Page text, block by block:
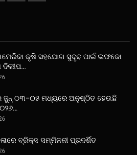
କୃଷି ସହଯୋଗ ସୁଦୃଢ ପାଇଁ ଇଫକୋ
ଜୁନ୍ ୦୩–୦୫ ମଧ୍ୟରେ ଅନୁଷ୍ଠିତ ହେଉଛି
ବ୍ରିକ୍ସ ସମ୍ମିଳନୀ ପ୍ରଦର୍ଶିତ